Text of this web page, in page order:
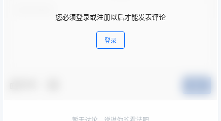
您必须登录或注册以后才能发表评论
登录